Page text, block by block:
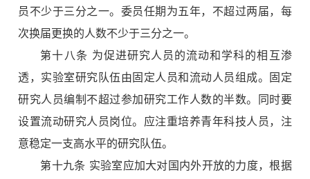
员不少于三分之一。委员任期为五年，不超过两届，每
次换届更换的人数不少于三分之一。
第十八条 为促进研究人员的流动和学科的相互渗
透，实验室研究队伍由固定人员和流动人员组成。固定
研究人员编制不超过参加研究工作人数的半数。同时要
设置流动研究人员岗位。应注重培养青年科技人员，注
意稳定一支高水平的研究队伍。
第十九条 实验室应加大对国内外开放的力度，根据